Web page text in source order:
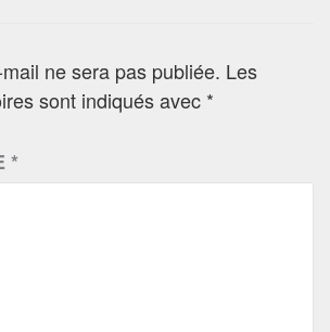
ne sera pas publiée. Les
sont indiqués avec *
*